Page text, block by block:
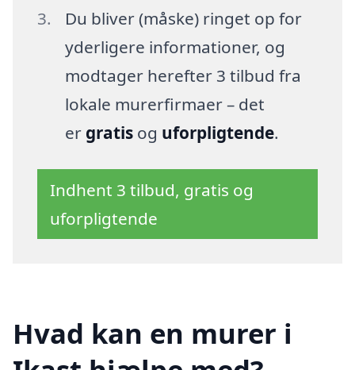
Du bliver (måske) ringet op for
yderligere informationer, og
modtager herefter 3 tilbud fra
lokale murerfirmaer – det
er gratisog uforpligtende.
Indhent 3 tilbud, gratis og
uforpligtende
Hvad kan en murer i